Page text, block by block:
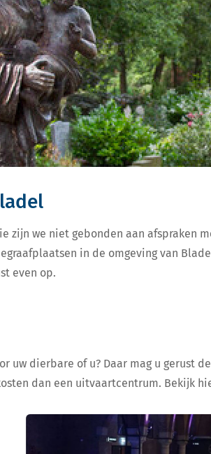
zijn we niet gebonden aan afspraken
in de omgeving van
even op.
uw dierbare of u? Daar mag u gerust
dan een uitvaartcentrum. Bekijk